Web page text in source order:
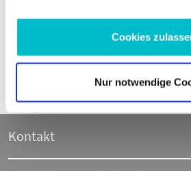
Cookies
Nur notwendige
In den
Kontakt